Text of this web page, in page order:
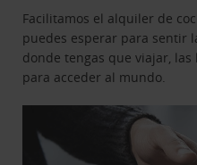
Facilitamos el alquiler de
puedes esperar para sentir
donde tengas que viajar,
para acceder al mundo.